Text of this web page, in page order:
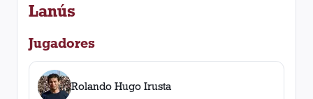
Lanús
Jugadores
Rolando Hugo Irusta